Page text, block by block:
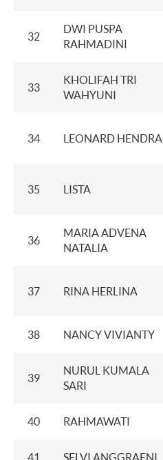
32
DWI PUSPA
RAHMADINI
33
KHOLIFAH TRI
WAHYUNI
34 LEONARD HENDRA
35 LISTA
36
MARIA ADVENA
NATALIA
37 RINA HERLINA
38 NANCY VIVIANTY
39
NURUL KUMALA
SARI
40 RAHMAWATI
41 SELVI ANGGRAENI